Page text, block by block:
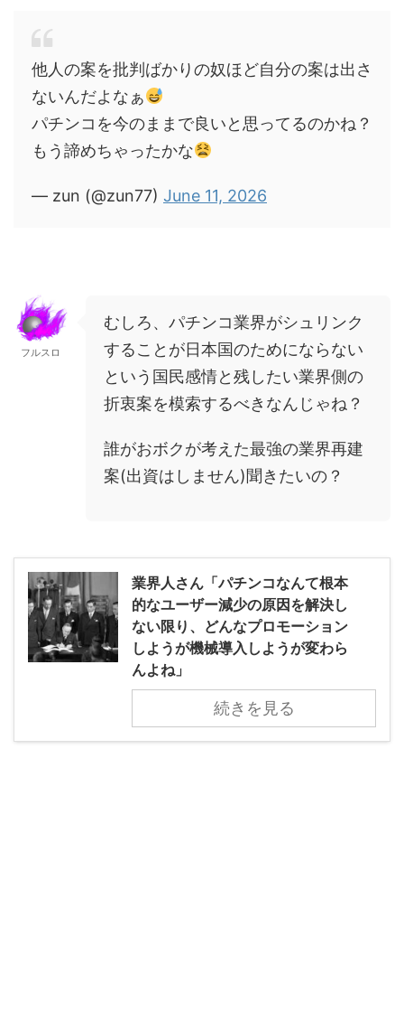
他人の案を批判ばかりの奴ほど自分の案は出さ
ないんだよなぁ
パチンコを今のままで良いと思ってるのかね？
もう諦めちゃったかな
— zun (@zun77) June 11, 2026
フルスロ
むしろ、パチンコ業界がシュリンク
することが日本国のためにならない
という国民感情と残したい業界側の
折衷案を模索するべきなんじゃね？
誰がおボクが考えた最強の業界再建
案(出資はしません)聞きたいの？
業界人さん「パチンコなんて根本
的なユーザー減少の原因を解決し
ない限り、どんなプロモーション
しようが機械導入しようが変わら
んよね」
続きを見る